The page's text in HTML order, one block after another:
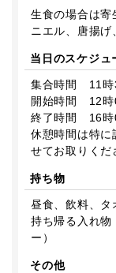
生食の場合は寄
ニエル、唐揚げ
当日のスケジュ
集合時間 11時
開始時間 12時
終了時間 16時
休憩時間は特に
せてお取りくだ
持ち物
昼食、飲料、タ
持ち帰る入れ
ー）
その他